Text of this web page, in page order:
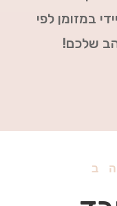
במזומן לפי
שלכם!